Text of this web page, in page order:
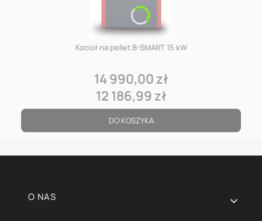
Kocioł na pellet B-SMART 15 kW
Cena
14 990,00 zł
Cena
12 186,99 zł
DO KOSZYKA
Linki w stopce
O NAS